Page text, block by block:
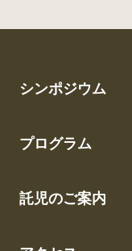
シンポジウム
プログラム
託児のご案内